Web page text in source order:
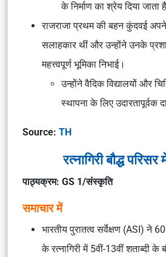
के निर्माण का श्रेय दिया जाता
राजराजा प्रथम की बहन कुंदवई
सलाहकार थीं और उन्होंने उनके
महत्त्वपूर्ण भूमिका निभाई।
उन्होंने वैदिक विद्यालयों और
स्थापना के लिए उदारतापूर्वक
Source: TH
रत्नागिरी बौद्ध
पाठ्यक्रम: GS 1/संस्कृति
समाचार में
भारतीय पुरातत्व सर्वेक्षण (ASI) ने
के रत्नागिरी में 5वीं-13वीं शताब्दी के